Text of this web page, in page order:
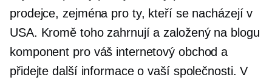
prodejce, zejména pro ty, kteří se nacházejí v
USA. Kromě toho zahrnují a založený na blogu
komponent pro váš internetový obchod a
přidejte další informace o vaší společnosti. V